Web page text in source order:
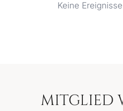
Keine
MITGLIED